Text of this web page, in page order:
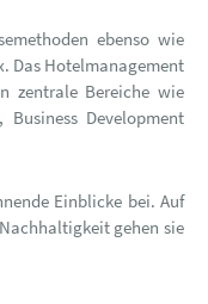
ebenso wie
Das Hotelmanagement
zentrale Bereiche wie
Development
Einblicke bei. Auf
gehen sie